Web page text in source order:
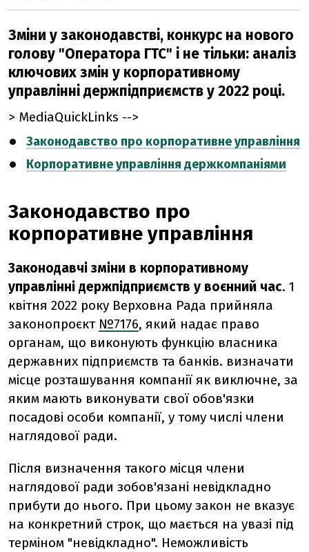
Зміни у законодавстві, конкурс на нового
голову "Оператора ГТС" і не тільки: аналіз
ключових змін у корпоративному
управлінні держпідприємств у 2022 році.
> MediaQuickLinks -->
Законодавство про корпоративне управління
Корпоративне управління держкомпаніями
Законодавство про
корпоративне управління
Законодавчі зміни в корпоративному
управлінні держпідприємств у воєнний час. 1
квітня 2022 року Верховна Рада прийняла
законопроєкт №7176, який надає право
органам, що виконують функцію власника
державних підприємств та банків. визначати
місце розташування компанії як виключне, за
яким мають виконувати свої обов'язки
посадові особи компанії, у тому числі члени
наглядової ради.
Після визначення такого місця члени
наглядової ради зобов'язані невідкладно
прибути до нього. При цьому закон не вказує
на конкретний строк, що мається на увазі під
терміном "невідкладно". Неможливість